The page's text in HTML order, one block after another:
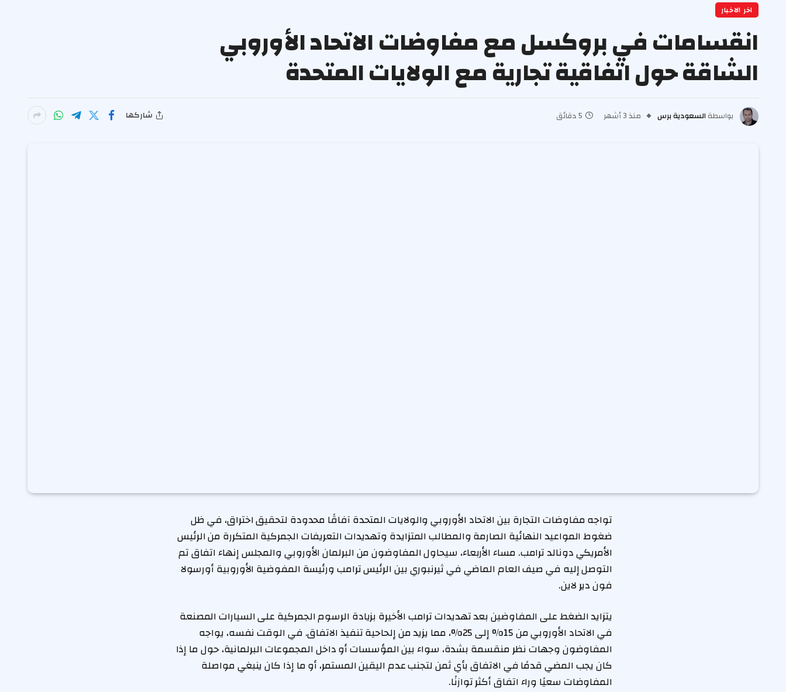
اخر الاخبار
انقسامات في بروكسل مع مفاوضات الاتحاد الأوروبي
الشاقة حول اتفاقية تجارية مع الولايات المتحدة
بواسطة السعودية برس منذ 3 أشهر 5 دقائق شاركها
تواجه مفاوضات التجارة بين الاتحاد الأوروبي والولايات المتحدة آفاقًا محدودة لتحقيق اختراق، في ظل
ضغوط المواعيد النهائية الصارمة والمطالب المتزايدة وتهديدات التعريفات الجمركية المتكررة من الرئيس
الأمريكي دونالد ترامب. مساء الأربعاء، سيحاول المفاوضون من البرلمان الأوروبي والمجلس إنهاء اتفاق تم
التوصل إليه في صيف العام الماضي في ثيرنبوري بين الرئيس ترامب ورئيسة المفوضية الأوروبية أورسولا
فون دير لاين.
يتزايد الضغط على المفاوضين بعد تهديدات ترامب الأخيرة بزيادة الرسوم الجمركية على السيارات المصنعة
في الاتحاد الأوروبي من 15% إلى 25%، مما يزيد من إلحاحية تنفيذ الاتفاق. في الوقت نفسه، يواجه
المفاوضون وجهات نظر منقسمة بشدة، سواء بين المؤسسات أو داخل المجموعات البرلمانية، حول ما إذا
كان يجب المضي قدمًا في الاتفاق بأي ثمن لتجنب عدم اليقين المستمر، أو ما إذا كان ينبغي مواصلة
المفاوضات سعيًا وراء اتفاق أكثر توازنًا.